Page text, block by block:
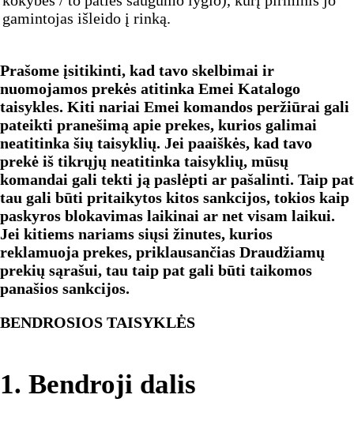
gamintojas išleido į rinką.
Prašome įsitikinti, kad tavo skelbimai ir
nuomojamos prekės atitinka Emei Katalogo
taisykles. Kiti nariai Emei komandos peržiūrai gali
pateikti pranešimą apie prekes, kurios galimai
neatitinka šių taisyklių. Jei paaiškės, kad tavo
prekė iš tikrųjų neatitinka taisyklių, mūsų
komandai gali tekti ją paslėpti ar pašalinti. Taip pat
tau gali būti pritaikytos kitos sankcijos, tokios kaip
paskyros blokavimas laikinai ar net visam laikui.
Jei kitiems nariams siųsi žinutes, kurios
reklamuoja prekes, priklausančias Draudžiamų
prekių sąrašui, tau taip pat gali būti taikomos
panašios sankcijos.
BENDROSIOS TAISYKLĖS
1. Bendroji dalis